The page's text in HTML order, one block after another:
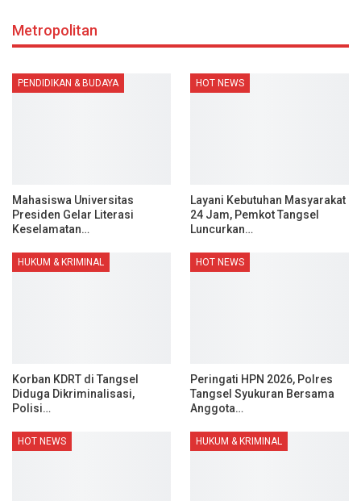
Metropolitan
PENDIDIKAN & BUDAYA
Mahasiswa Universitas
Presiden Gelar Literasi
Keselamatan…
HOT NEWS
Layani Kebutuhan Masyarakat
24 Jam, Pemkot Tangsel
Luncurkan…
HUKUM & KRIMINAL
Korban KDRT di Tangsel
Diduga Dikriminalisasi,
Polisi…
HOT NEWS
Peringati HPN 2026, Polres
Tangsel Syukuran Bersama
Anggota…
HOT NEWS HUKUM & KRIMINAL